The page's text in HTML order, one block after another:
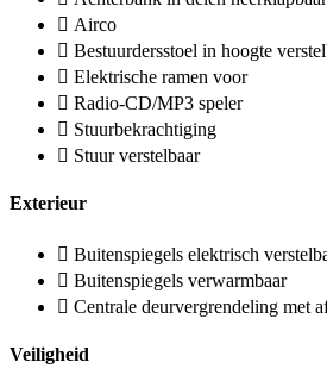
Airco
Bestuurdersstoel in hoogte
Elektrische ramen voor
Radio-CD/MP3 speler
Stuurbekrachtiging
Stuur verstelbaar
Exterieur
Buitenspiegels elektrisch
Buitenspiegels verwarmbaar
Centrale deurvergrendeling met
Veiligheid